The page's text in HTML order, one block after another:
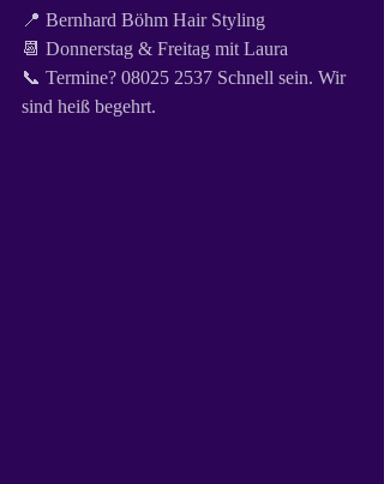
📍 Bernhard Böhm Hair Styling
📆 Donnerstag & Freitag mit Laura
📞 Termine? 08025 2537 Schnell sein. Wir
sind heiß begehrt.